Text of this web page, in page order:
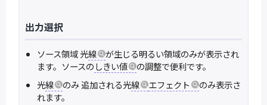
出力選択
ソース領域 光線
が生じる明るい領域のみが表示され
ます。ソースのしきい値
の調整で便利です。
光線 のみ 追加される光線 エフェクト
のみ表示さ
れます。